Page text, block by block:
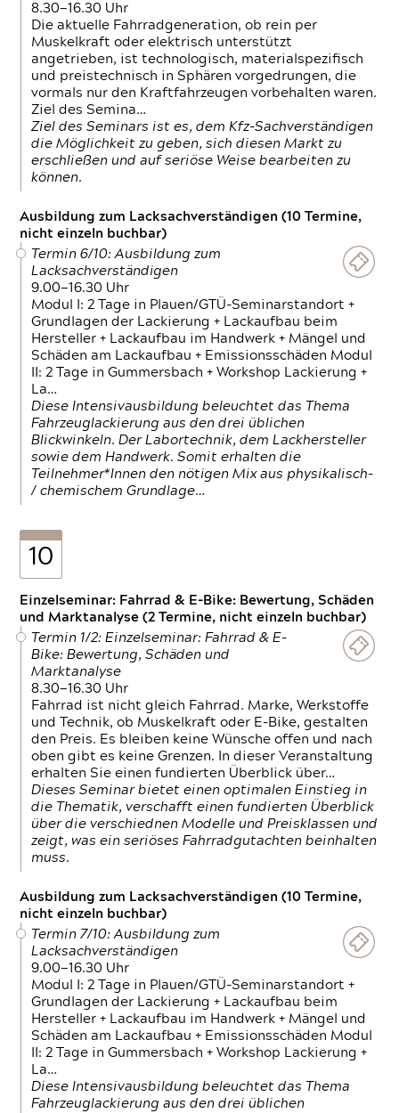
8.30—16.30 Uhr
Die aktuelle Fahrradgeneration, ob rein per
Muskelkraft oder elektrisch unterstützt
angetrieben, ist technologisch, materialspezifisch
und preistechnisch in Sphären vorgedrungen, die
vormals nur den Kraftfahrzeugen vorbehalten waren.
Ziel des Semina…
Ziel des Seminars ist es, dem Kfz-Sachverständigen
die Möglichkeit zu geben, sich diesen Markt zu
erschließen und auf seriöse Weise bearbeiten zu
können.
Ausbildung zum Lacksachverständigen (10 Termine,
nicht einzeln buchbar)
Termin 6/10: Ausbildung zum
Lacksachverständigen
9.00—16.30 Uhr
Modul I: 2 Tage in Plauen/GTÜ-Seminarstandort +
Grundlagen der Lackierung + Lackaufbau beim
Hersteller + Lackaufbau im Handwerk + Mängel und
Schäden am Lackaufbau + Emissionsschäden Modul
II: 2 Tage in Gummersbach + Workshop Lackierung +
La…
Diese Intensivausbildung beleuchtet das Thema
Fahrzeuglackierung aus den drei üblichen
Blickwinkeln. Der Labortechnik, dem Lackhersteller
sowie dem Handwerk. Somit erhalten die
Teilnehmer*Innen den nötigen Mix aus physikalisch-
/ chemischem Grundlage…
10
Einzelseminar: Fahrrad & E-Bike: Bewertung, Schäden
und Marktanalyse (2 Termine, nicht einzeln buchbar)
Termin 1/2: Einzelseminar: Fahrrad & E-
Bike: Bewertung, Schäden und
Marktanalyse
8.30—16.30 Uhr
Fahrrad ist nicht gleich Fahrrad. Marke, Werkstoffe
und Technik, ob Muskelkraft oder E-Bike, gestalten
den Preis. Es bleiben keine Wünsche offen und nach
oben gibt es keine Grenzen. In dieser Veranstaltung
erhalten Sie einen fundierten Überblick über…
Dieses Seminar bietet einen optimalen Einstieg in
die Thematik, verschafft einen fundierten Überblick
über die verschiednen Modelle und Preisklassen und
zeigt, was ein seriöses Fahrradgutachten beinhalten
muss.
Ausbildung zum Lacksachverständigen (10 Termine,
nicht einzeln buchbar)
Termin 7/10: Ausbildung zum
Lacksachverständigen
9.00—16.30 Uhr
Modul I: 2 Tage in Plauen/GTÜ-Seminarstandort +
Grundlagen der Lackierung + Lackaufbau beim
Hersteller + Lackaufbau im Handwerk + Mängel und
Schäden am Lackaufbau + Emissionsschäden Modul
II: 2 Tage in Gummersbach + Workshop Lackierung +
La…
Diese Intensivausbildung beleuchtet das Thema
Fahrzeuglackierung aus den drei üblichen